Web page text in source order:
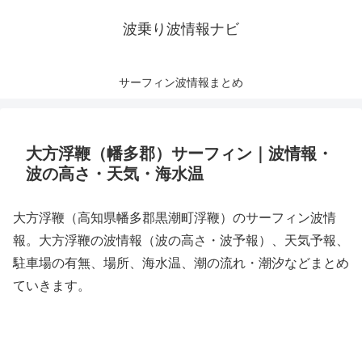
波乗り波情報ナビ
サーフィン波情報まとめ
大方浮鞭（幡多郡）サーフィン｜波情報・
波の高さ・天気・海水温
大方浮鞭（高知県幡多郡黒潮町浮鞭）のサーフィン波情
報。大方浮鞭の波情報（波の高さ・波予報）、天気予報、
駐車場の有無、場所、海水温、潮の流れ・潮汐などまとめ
ていきます。